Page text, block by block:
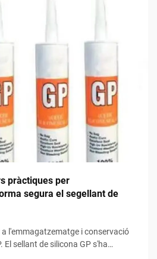
pràctiques per
segura el segellant de
l'emmagatzematge i conservació
El sellant de silicona GP s'ha